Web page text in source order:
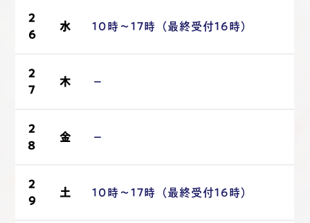
2
6
水 10時～17時（最終受付16時）
2
7
木 －
2
8
金 －
2
9
土 10時～17時（最終受付16時）